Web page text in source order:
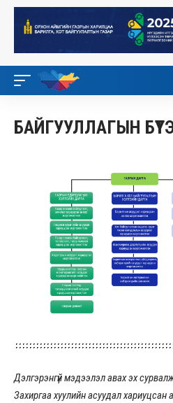
БАЙГУУЛЛАГЫН
Дэлгэрэнгүй мэдээлэл авах эх
Захиргаа хуулийн асуудал хариуцсан